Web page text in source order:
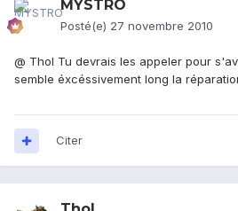
MYSTRO
Posté(e) 27 novembre 2010
@ Thol Tu devrais les appeler pour
semble éxcéssivement long la
Citer